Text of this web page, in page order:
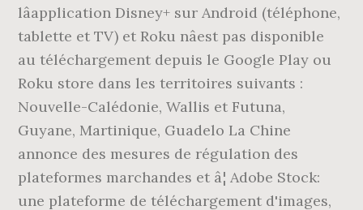
lâapplication Disney+ sur Android (téléphone,
tablette et TV) et Roku nâest pas disponible
au téléchargement depuis le Google Play ou
Roku store dans les territoires suivants :
Nouvelle-Calédonie, Wallis et Futuna,
Guyane, Martinique, Guadelo La Chine
annonce des mesures de régulation des
plateformes marchandes et â¦ Adobe Stock:
une plateforme de téléchargement d'images,